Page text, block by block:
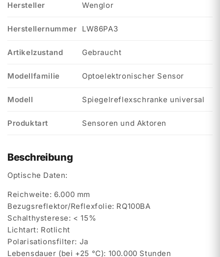
Hersteller Wenglor
Herstellernummer LW86PA3
Artikelzustand Gebraucht
Modellfamilie Optoelektronischer Sensor
Modell Spiegelreflexschranke universal
Produktart Sensoren und Aktoren
Beschreibung
Optische Daten:
Reichweite: 6.000 mm
Bezugsreflektor/Reflexfolie: RQ100BA
Schalthysterese: < 15%
Lichtart: Rotlicht
Polarisationsfilter: Ja
Lebensdauer (bei +25 °C): 100.000 Stunden